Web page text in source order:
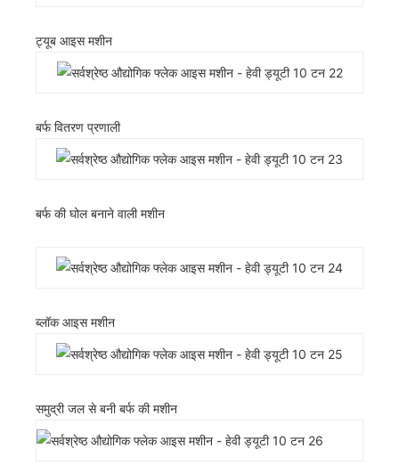
ट्यूब आइस मशीन
बर्फ वितरण प्रणाली
बर्फ की घोल बनाने वाली मशीन
ब्लॉक आइस मशीन
समुद्री जल से बनी बर्फ की मशीन